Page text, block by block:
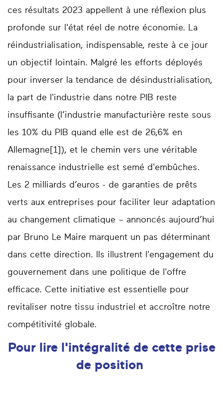
ces résultats 2023 appellent à une réflexion plus
profonde sur l'état réel de notre économie. La
réindustrialisation, indispensable, reste à ce jour
un objectif lointain. Malgré les efforts déployés
pour inverser la tendance de désindustrialisation,
la part de l'industrie dans notre PIB reste
insuffisante (l’industrie manufacturière reste sous
les 10% du PIB quand elle est de 26,6% en
Allemagne[1]), et le chemin vers une véritable
renaissance industrielle est semé d'embûches.
Les 2 milliards d’euros - de garanties de prêts
verts aux entreprises pour faciliter leur adaptation
au changement climatique – annoncés aujourd’hui
par Bruno Le Maire marquent un pas déterminant
dans cette direction. Ils illustrent l'engagement du
gouvernement dans une politique de l'offre
efficace. Cette initiative est essentielle pour
revitaliser notre tissu industriel et accroître notre
compétitivité globale.
Pour lire l'intégralitéde cette prise
de position